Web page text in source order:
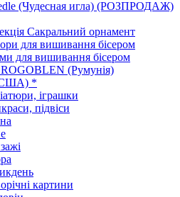
(Чудесная игла) (РОЗПРОДАЖ)
Сакральний орнамент
для вишивання бісером
для вишивання бісером
(Румунія)
*
іграшки
підвіси
картини